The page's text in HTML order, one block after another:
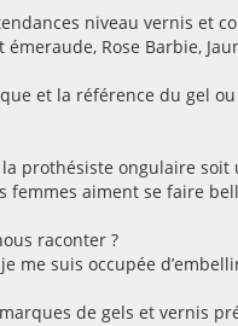
niveau vernis et
émeraude, Rose Barbie,
et la référence du gel
la prothésiste ongulaire
femmes aiment se faire
raconter ?
me suis occupée
de gels et vernis